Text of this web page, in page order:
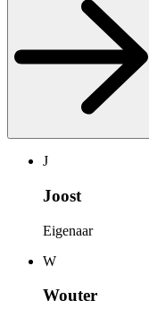
J
Joost
Eigenaar
W
Wouter